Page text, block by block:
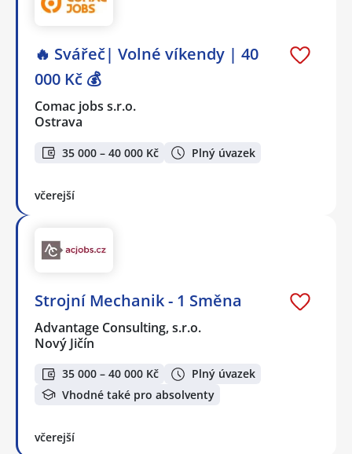
🔥 Svářeč| Volné víkendy | 40
000 Kč 💰
Comac jobs s.r.o.
Ostrava
35 000 – 40 000 Kč Plný úvazek
včerejší
Strojní Mechanik - 1 Směna
Advantage Consulting, s.r.o.
Nový Jičín
35 000 – 40 000 Kč
Plný úvazek
Vhodné také pro absolventy
včerejší